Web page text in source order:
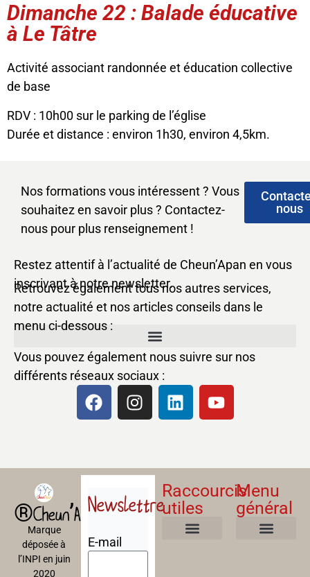
Dimanche 22 : Balade éducative
à Le Tâtre
Activité associant randonnée et éducation collective
de base
RDV : 10h00 sur le parking de l’église
Durée et distance : environ 1h30, environ 4,5km.
Nos formations vous intéressent ? Vous
souhaitez en savoir plus ? Contactez-
nous pour plus renseignement !
nous
Restez attentif à l’actualité de Cheun’Apan en vous
inscrivant à notre newsletter.
Retrouvez également tous nos autres services,
notre actualité et nos articles conseils dans le
menu ci-dessous :
Vous pouvez également nous suivre sur nos
différents réseaux sociaux :
®Cheun’Apan
Marque
déposée à
l’INPI en juin
2020
Newslettre
E-mail
Raccourcis
utiles
Menu
général